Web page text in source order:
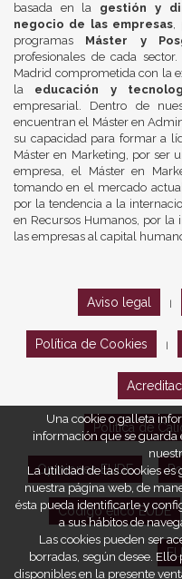
basada en la gestión y
negocio de las empresas,
programas Máster y
profesionales de cada
Madrid comprometida con la
la educación y
empresarial. Dentro de
encuentran el Máster en
su capacidad para formar a
Máster en Marketing, por ser
empresa, el Máster en
tomando en el mercado
por la tendencia a la
en Recursos Humanos, por
las empresas al capital
Aviso legal
Política de Cookies
Política de
Opiniones EUDE
Código ético EUDE
Una cookie o galleta
información que se guarda
La utilidad de las cookies
nuestra página web, de
ésta pueda identificarle y
a sus hábitos de
Las cookies pueden ser
borradas, según desee.
disponibles en la presente